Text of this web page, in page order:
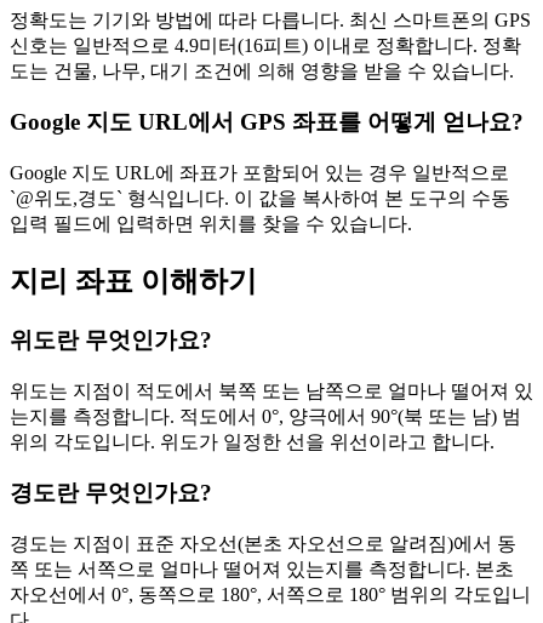
정확도는 기기와 방법에 따라 다릅니다. 최신 스마트폰의 GPS
신호는 일반적으로 4.9미터(16피트) 이내로 정확합니다. 정확
도는 건물, 나무, 대기 조건에 의해 영향을 받을 수 있습니다.
Google 지도 URL에서 GPS 좌표를 어떻게 얻나요?
Google 지도 URL에 좌표가 포함되어 있는 경우 일반적으로
`@위도,경도` 형식입니다. 이 값을 복사하여 본 도구의 수동
입력 필드에 입력하면 위치를 찾을 수 있습니다.
지리 좌표 이해하기
위도란 무엇인가요?
위도는 지점이 적도에서 북쪽 또는 남쪽으로 얼마나 떨어져 있
는지를 측정합니다. 적도에서 0°, 양극에서 90°(북 또는 남) 범
위의 각도입니다. 위도가 일정한 선을 위선이라고 합니다.
경도란 무엇인가요?
경도는 지점이 표준 자오선(본초 자오선으로 알려짐)에서 동
쪽 또는 서쪽으로 얼마나 떨어져 있는지를 측정합니다. 본초
자오선에서 0°, 동쪽으로 180°, 서쪽으로 180° 범위의 각도입니